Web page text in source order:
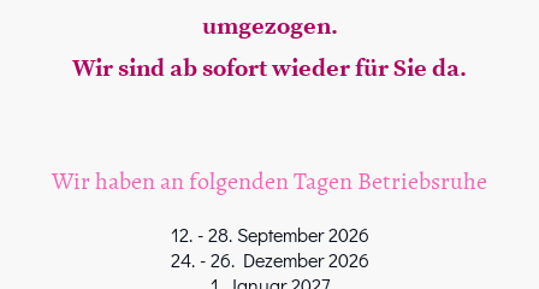
umgezogen.
Wir sind ab sofort wieder für Sie da.
Wir haben an folgenden Tagen Betriebsruhe
12. - 28. September 2026
24. - 26. Dezember 2026